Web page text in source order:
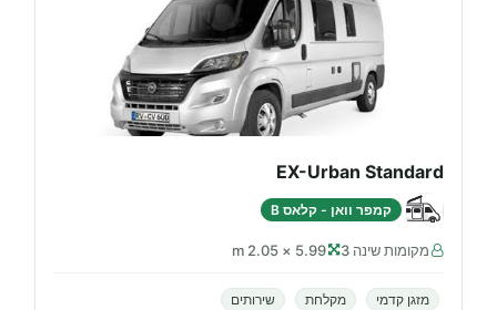
EX-Urban Standard
קמפר וואן - קלאס B
מקומות שינה 3 5.99 × 2.05 m
מזגן קדמי מקלחת
שירותים